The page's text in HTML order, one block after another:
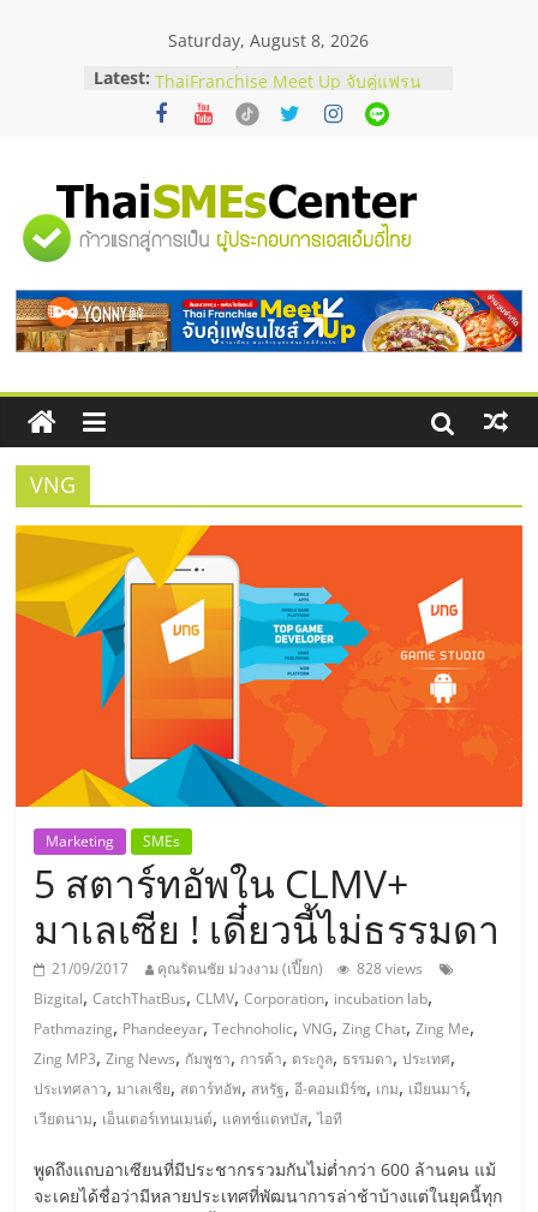
Saturday, August 8, 2026
Latest: สัมมนาลงทุน แฟรนไชส์ยอนนี่
ThaiFranchise Meet Up จับคู่แฟรน
ไชส์ ครั้งที่ 8
บริษัท Cybersecurity ในไทยที่ไหนดี?
วิธีเลือกผู้ให้บริการให้คุ้มค่าและตอบ
โจทย์ธุรกิจ
เริ่มยังไงให้ผ่านฉลุย
สัมมนาออนไลน์ โอกาสบริหารสถานี
บริการน้ำมัน Shell
"ศูนย์
รวม
ข้อมูล
ธุรกิจ
SME
แห่ง
ประเทศไทย,
ThaiSMEsCenter,
รวม
ธุรกิจ
เอ
ส
เอ็
มอี
ไทย,
VNG
Marketing SMEs
5 สตาร์ทอัพใน CLMV+
มาเลเซีย ! เดี๋ยวนี้ไม่ธรรมดา
21/09/2017 คุณรัตนชัย ม่วงงาม (เปี๊ยก)
828 views
Bizgital,CatchThatBus,CLMV,Corporation, incubation lab,
Pathmazing, Phandeeyar,Technoholic,VNG,Zing Chat,Zing Me,
Zing MP3,Zing News, กัมพูชา, การค้า, ตระกูล, ธรรมดา,ประเทศ,
ประเทศลาว,มาเลเซีย, สตาร์ทอัพ, สหรัฐ,อี-คอมเมิร์ซ, เกม, เมียนมาร์,
เวียดนาม, เอ็นเตอร์เทนเมนต์, แคทช์แดทบัส,ไอที
พูดถึงแถบอาเซียนที่มีประชากรรวมกันไม่ต่ำกว่า 600 ล้านคน แม้
จะเคยได้ชื่อว่ามีหลายประเทศที่พัฒนาการล่าช้าบ้างแต่ในยุคนี้ทุก